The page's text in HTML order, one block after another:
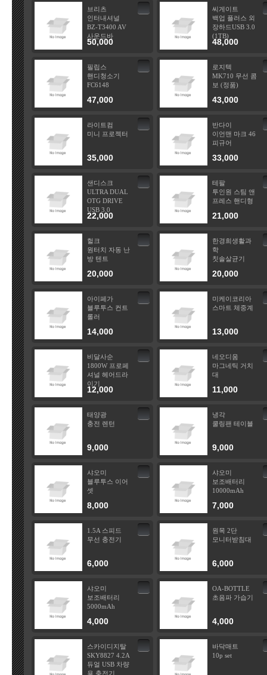
브리츠
인터내셔널
BZ-T3400 AV
사운드바
50,000
씨게이트
백업 플러스 외
장하드USB 3.0
(1TB)
48,000
필립스
핸디청소기
FC6148
47,000
로지텍
MK710 무선 콤
보 (정품)
43,000
라이트컴
미니 프로젝터
35,000
반다이
이언맨 마크 46
피규어
33,000
샌디스크
ULTRA DUAL
OTG DRIVE
USB 3.0
22,000
테팔
투인원 스팀 앤
프레스 핸디형
21,000
헐크
원터치 자동 난
방 텐트
20,000
한경희생활과
학
칫솔살균기
20,000
아이페가
블루투스 컨트
롤러
14,000
미케이코리아
스마트 체중계
13,000
비달사순
1800W 프로페
셔널 헤어드라
이기
12,000
네오디움
마그네틱 거치
대
11,000
태양광
충전 렌턴
9,000
냉각
쿨링팬 테이블
9,000
샤오미
블루투스 이어
셋
8,000
샤오미
보조배터리
10000mAh
7,000
1.5A 스피드
무선 충전기
6,000
원목 2단
모니터받침대
6,000
샤오미
보조배터리
5000mAh
4,000
OA-BOTTLE
초음파 가습기
4,000
스카이디지탈
SKY8827 4.2A
듀얼 USB 차량
용 충전기
바닥매트
10p set